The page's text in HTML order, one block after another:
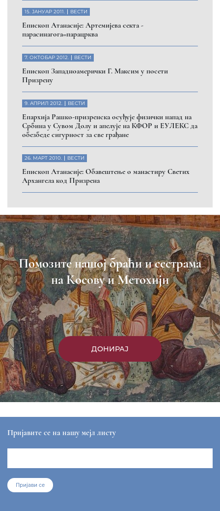
15. ЈАНУАР 2011. ВЕСТИ
Eпископ Атанасије: Артемијева секта -
парасинагога=парацрква
7. ОКТОБАР 2012. ВЕСТИ
Eпископ Западноамерички Г. Максим у посети
Призрену
9. АПРИЛ 2012. ВЕСТИ
Eпархија Рашко-призренска осуђује физички напад на
Србина у Сувом Долу и апелује на КФОР и ЕУЛЕКС да
обезбеде сигурност за све грађане
26. МАРТ 2010. ВЕСТИ
Eпископ Атанасије: Обавештење о манастиру Светих
Архангела код Призрена
Помозите нашој браћи и сестрама
на Косову и Метохији
ДОНИРАЈ
Пријавите се на нашу мејл листу
Пријави се